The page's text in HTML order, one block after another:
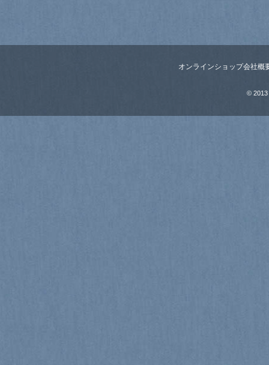
オンラインショップ会社概
© 2013